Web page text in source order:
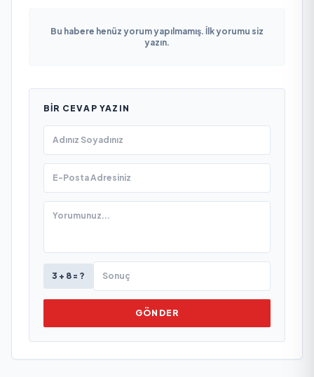
Bu habere henüz yorum yapılmamış. İlk yorumu siz
yazın.
BIR CEVAP YAZIN
3 + 8 = ?
GÖNDER